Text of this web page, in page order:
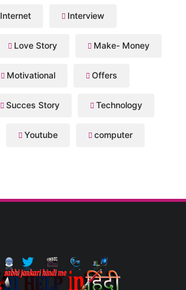
Internet Interview
Love Story Make- Money
Motivational Offers
Succes Story Technology
Youtube computer